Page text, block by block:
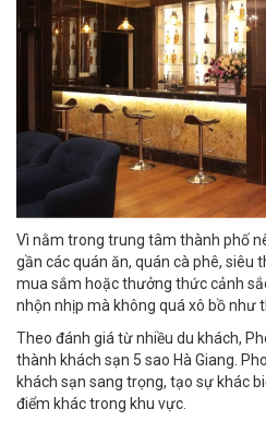
Vì nằm trong trung tâm thành phố
gần các quán ăn, quán cà phê, siêu
mua sắm hoặc thưởng thức cảnh
nhộn nhịp mà không quá xô bồ như
Theo đánh giá từ nhiều du khách,
thành khách sạn 5 sao Hà Giang.
khách sạn sang trọng, tạo sự khác
điểm khác trong khu vực.